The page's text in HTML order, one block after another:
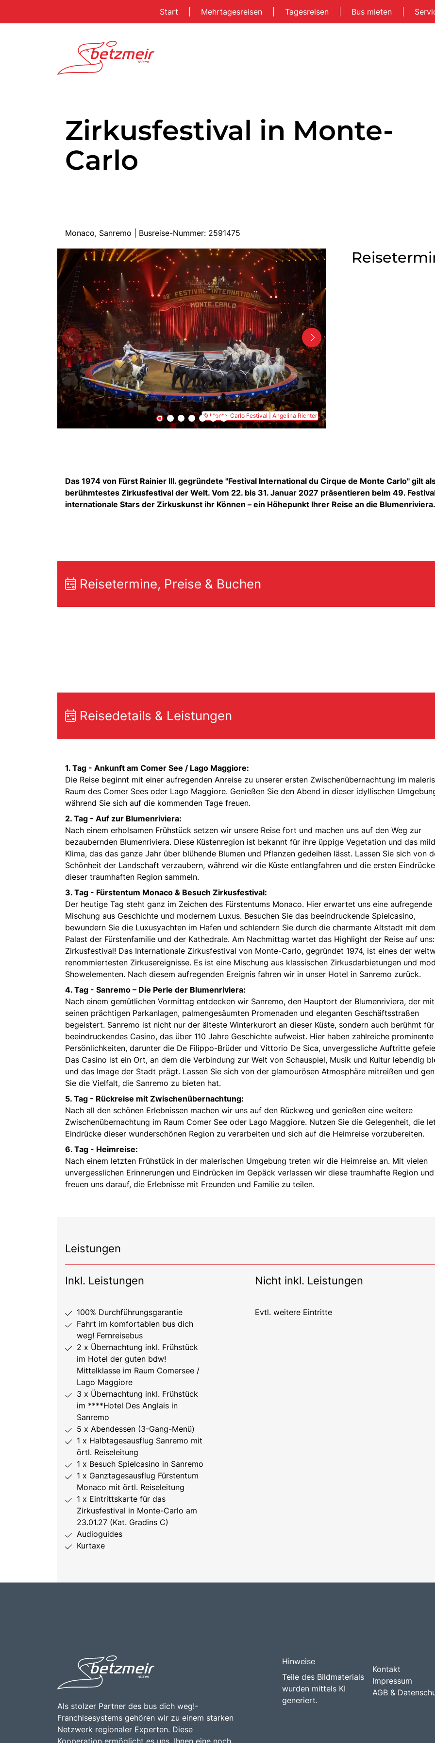
Start Mehrtagesreisen Tagesreisen Bus mieten
Zirkusfestival in Monte-
Carlo
Monaco, Sanremo | Busreise-Nummer: 2591475
© Monte-Carlo Festival | Angelina Richter
Das 1974 von Fürst Rainier III. gegründete "Festival International du Cirque de Monte Carlo" gilt
berühmtestes Zirkusfestival der Welt. Vom 22. bis 31. Januar 2027 präsentieren beim 49.
internationale Stars der Zirkuskunst ihr Können – ein Höhepunkt Ihrer Reise an die Blumenriviera.
Reisetermine, Preise & Buchen
Reisedetails & Leistungen
1. Tag - Ankunft am Comer See / Lago Maggiore:
Die Reise beginnt mit einer aufregenden Anreise zu unserer ersten Zwischenübernachtung im
Raum des Comer Sees oder Lago Maggiore. Genießen Sie den Abend in dieser idyllischen
während Sie sich auf die kommenden Tage freuen.
2. Tag - Auf zur Blumenriviera:
Nach einem erholsamen Frühstück setzen wir unsere Reise fort und machen uns auf den Weg zur
bezaubernden Blumenriviera. Diese Küstenregion ist bekannt für ihre üppige Vegetation und das
Klima, das das ganze Jahr über blühende Blumen und Pflanzen gedeihen lässt. Lassen Sie sich von
Schönheit der Landschaft verzaubern, während wir die Küste entlangfahren und die ersten Eindrücke
dieser traumhaften Region sammeln.
3. Tag - Fürstentum Monaco & Besuch Zirkusfestival:
Der heutige Tag steht ganz im Zeichen des Fürstentums Monaco. Hier erwartet uns eine aufregende
Mischung aus Geschichte und modernem Luxus. Besuchen Sie das beeindruckende Spielcasino,
bewundern Sie die Luxusyachten im Hafen und schlendern Sie durch die charmante Altstadt mit dem
Palast der Fürstenfamilie und der Kathedrale. Am Nachmittag wartet das Highlight der Reise auf
Zirkusfestival! Das Internationale Zirkusfestival von Monte-Carlo, gegründet 1974, ist eines der
renommiertesten Zirkusereignisse. Es ist eine Mischung aus klassischen Zirkusdarbietungen und
Showelementen. Nach diesem aufregenden Ereignis fahren wir in unser Hotel in Sanremo zurück.
4. Tag - Sanremo – Die Perle der Blumenriviera:
Nach einem gemütlichen Vormittag entdecken wir Sanremo, den Hauptort der Blumenriviera, der mit
seinen prächtigen Parkanlagen, palmengesäumten Promenaden und eleganten Geschäftsstraßen
begeistert. Sanremo ist nicht nur der älteste Winterkurort an dieser Küste, sondern auch berühmt
beeindruckendes Casino, das über 110 Jahre Geschichte aufweist. Hier haben zahlreiche prominente
Persönlichkeiten, darunter die De Filippo-Brüder und Vittorio De Sica, unvergessliche Auftritte
Das Casino ist ein Ort, an dem die Verbindung zur Welt von Schauspiel, Musik und Kultur lebendig
und das Image der Stadt prägt. Lassen Sie sich von der glamourösen Atmosphäre mitreißen und
Sie die Vielfalt, die Sanremo zu bieten hat.
5. Tag - Rückreise mit Zwischenübernachtung:
Nach all den schönen Erlebnissen machen wir uns auf den Rückweg und genießen eine weitere
Zwischenübernachtung im Raum Comer See oder Lago Maggiore. Nutzen Sie die Gelegenheit, die
Eindrücke dieser wunderschönen Region zu verarbeiten und sich auf die Heimreise vorzubereiten.
6. Tag - Heimreise:
Nach einem letzten Frühstück in der malerischen Umgebung treten wir die Heimreise an. Mit vielen
unvergesslichen Erinnerungen und Eindrücken im Gepäck verlassen wir diese traumhafte Region und
freuen uns darauf, die Erlebnisse mit Freunden und Familie zu teilen.
Leistungen
Inkl. Leistungen
100% Durchführungsgarantie
Fahrt im komfortablen bus dich
weg! Fernreisebus
2 x Übernachtung inkl. Frühstück
im Hotel der guten bdw!
Mittelklasse im Raum Comersee /
Lago Maggiore
3 x Übernachtung inkl. Frühstück
im ****Hotel Des Anglais in
Sanremo
5 x Abendessen (3-Gang-Menü)
1 x Halbtagesausflug Sanremo mit
örtl. Reiseleitung
1 x Besuch Spielcasino in Sanremo
1 x Ganztagesausflug Fürstentum
Monaco mit örtl. Reiseleitung
1 x Eintrittskarte für das
Zirkusfestival in Monte-Carlo am
23.01.27 (Kat. Gradins C)
Audioguides
Kurtaxe
Nicht inkl. Leistungen
Evtl. weitere Eintritte
Als stolzer Partner des bus dich weg!-
Franchisesystems gehören wir zu einem starken
Netzwerk regionaler Experten. Diese
Hinweise
Teile des Bildmaterials
wurden mittels KI
generiert.
Kontakt
Impressum
AGB &